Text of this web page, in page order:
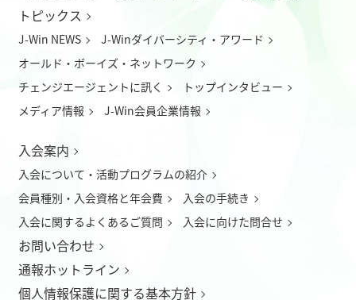
トピックス
J-Win NEWS
J-Winダイバーシティ・アワード
オールド・ボーイズ・ネットワーク
チェンジエージェントに訊く
トップインタビュー
メディア情報
J-Win会員企業情報
入会案内
入会について ・ 活動プログラムの紹介
会員種別・入会資格と年会費
入会の手続き
入会に関するよくあるご質問
入会に向けた問合せ
お問い合わせ
通報ホットライン
個人情報保護に関する基本方針